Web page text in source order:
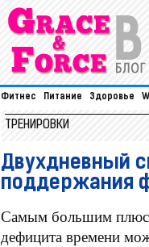
Фитнес Питание Здоровье
ТРЕНИРОВКИ
Двухдневный
поддержания
Самым большим
дефицита времени